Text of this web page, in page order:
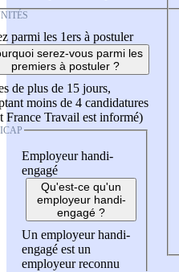
parmi les 1ers à postuler
serez-vous parmi les
premiers à postuler ?
de plus de 15 jours,
moins de 4 candidatures
France Travail est informé)
Employeur handi-
engagé
Qu'est-ce qu'un
employeur handi-
engagé ?
Un employeur handi-
engagé est un
employeur reconnu